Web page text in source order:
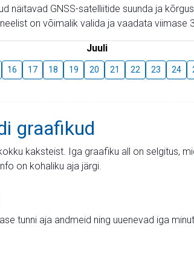
näitavad GNSS-satelliitide suunda ja
on võimalik valida ja vaadata viimase
Juuli
16 17 18 19 20 21 22 23 24
graafikud
kaksteist. Iga graafiku all on selgitus,
on kohaliku aja järgi.
tunni aja andmeid ning uuenevad iga